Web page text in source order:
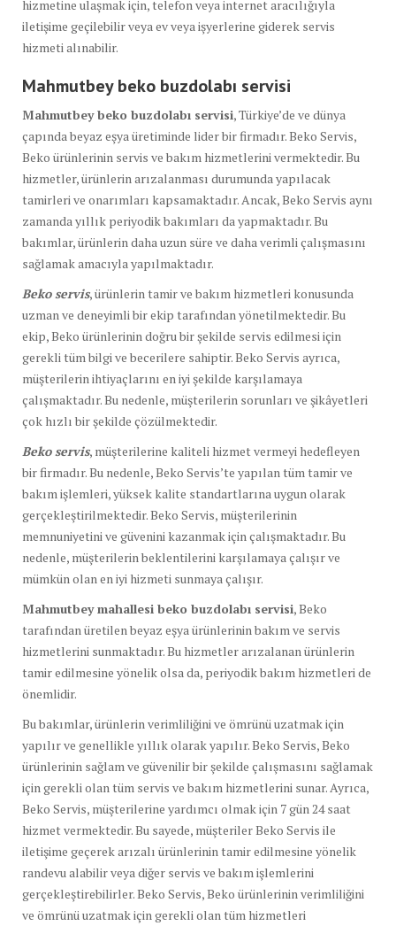
hizmetine ulaşmak için, telefon veya internet aracılığıyla
iletişime geçilebilir veya ev veya işyerlerine giderek servis
hizmeti alınabilir.
Mahmutbey beko buzdolabı servisi
Mahmutbey beko buzdolabı servisi, Türkiye’de ve dünya
çapında beyaz eşya üretiminde lider bir firmadır. Beko Servis,
Beko ürünlerinin servis ve bakım hizmetlerini vermektedir. Bu
hizmetler, ürünlerin arızalanması durumunda yapılacak
tamirleri ve onarımları kapsamaktadır. Ancak, Beko Servis aynı
zamanda yıllık periyodik bakımları da yapmaktadır. Bu
bakımlar, ürünlerin daha uzun süre ve daha verimli çalışmasını
sağlamak amacıyla yapılmaktadır.
Beko servis, ürünlerin tamir ve bakım hizmetleri konusunda
uzman ve deneyimli bir ekip tarafından yönetilmektedir. Bu
ekip, Beko ürünlerinin doğru bir şekilde servis edilmesi için
gerekli tüm bilgi ve becerilere sahiptir. Beko Servis ayrıca,
müşterilerin ihtiyaçlarını en iyi şekilde karşılamaya
çalışmaktadır. Bu nedenle, müşterilerin sorunları ve şikâyetleri
çok hızlı bir şekilde çözülmektedir.
Beko servis, müşterilerine kaliteli hizmet vermeyi hedefleyen
bir firmadır. Bu nedenle, Beko Servis’te yapılan tüm tamir ve
bakım işlemleri, yüksek kalite standartlarına uygun olarak
gerçekleştirilmektedir. Beko Servis, müşterilerinin
memnuniyetini ve güvenini kazanmak için çalışmaktadır. Bu
nedenle, müşterilerin beklentilerini karşılamaya çalışır ve
mümkün olan en iyi hizmeti sunmaya çalışır.
Mahmutbey mahallesi beko buzdolabı servisi, Beko
tarafından üretilen beyaz eşya ürünlerinin bakım ve servis
hizmetlerini sunmaktadır. Bu hizmetler arızalanan ürünlerin
tamir edilmesine yönelik olsa da, periyodik bakım hizmetleri de
önemlidir.
Bu bakımlar, ürünlerin verimliliğini ve ömrünü uzatmak için
yapılır ve genellikle yıllık olarak yapılır. Beko Servis, Beko
ürünlerinin sağlam ve güvenilir bir şekilde çalışmasını sağlamak
için gerekli olan tüm servis ve bakım hizmetlerini sunar. Ayrıca,
Beko Servis, müşterilerine yardımcı olmak için 7 gün 24 saat
hizmet vermektedir. Bu sayede, müşteriler Beko Servis ile
iletişime geçerek arızalı ürünlerinin tamir edilmesine yönelik
randevu alabilir veya diğer servis ve bakım işlemlerini
gerçekleştirebilirler. Beko Servis, Beko ürünlerinin verimliliğini
ve ömrünü uzatmak için gerekli olan tüm hizmetleri